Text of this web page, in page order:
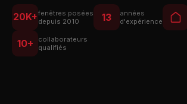
20K+fenêtres posées
depuis 2010
13
années
d'expérience
10+
collaborateurs
qualifiés